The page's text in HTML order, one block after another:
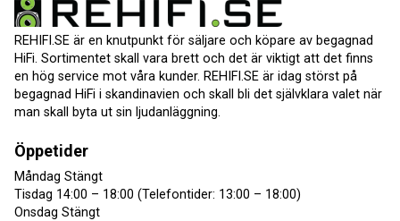
REHIFI.SE är en knutpunkt för säljare och köpare av begagnad
HiFi. Sortimentet skall vara brett och det är viktigt att det finns
en hög service mot våra kunder. REHIFI.SE är idag störst på
begagnad HiFi i skandinavien och skall bli det självklara valet när
man skall byta ut sin ljudanläggning.
Öppetider
Måndag Stängt
Tisdag 14:00 – 18:00 (Telefontider: 13:00 – 18:00)
Onsdag Stängt